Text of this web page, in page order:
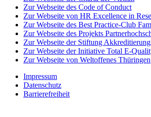
Zur Webseite des Code of Conduct
Zur Webseite von HR Excellence in
Zur Webseite des Best Practice-Club
Zur Webseite des Projekts
Zur Webseite der Stiftung
Zur Webseite der Initiative Total E-
Zur Webseite von Weltoffenes Thüringen
Impressum
Datenschutz
Barrierefreiheit